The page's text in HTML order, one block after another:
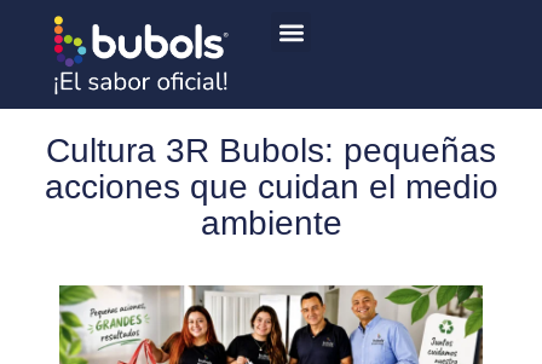
Cultura 3R Bubols: pequeñas
acciones que cuidan el medio
ambiente